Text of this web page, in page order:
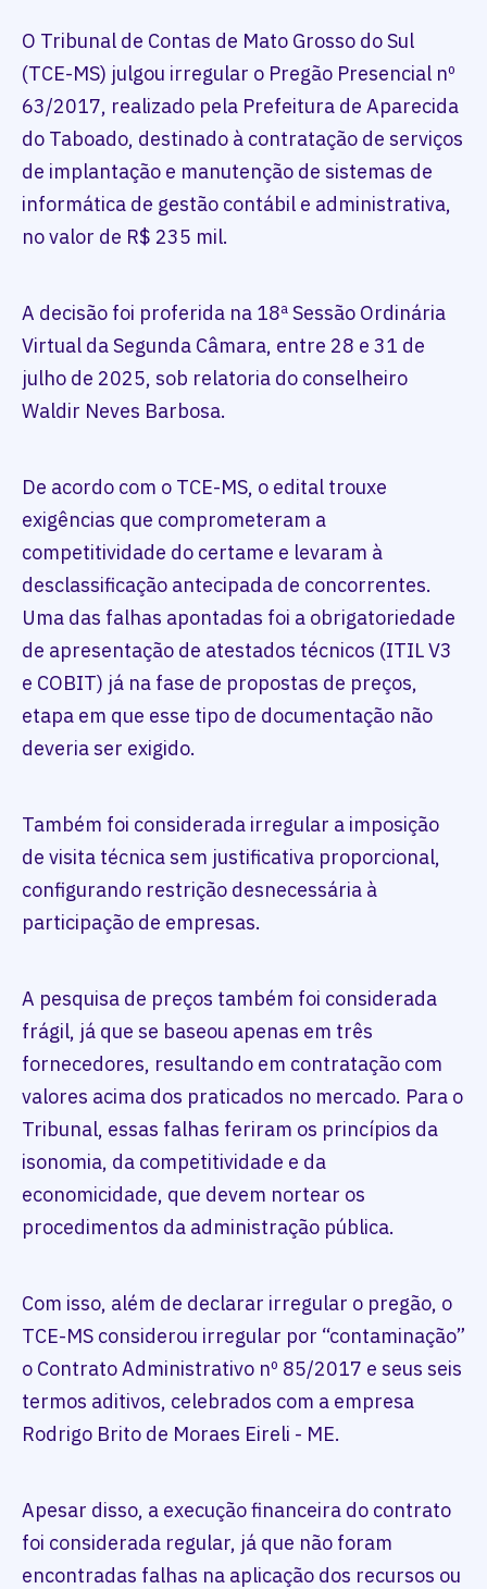
O Tribunal de Contas de Mato Grosso do Sul
(TCE-MS) julgou irregular o Pregão Presencial nº
63/2017, realizado pela Prefeitura de Aparecida
do Taboado, destinado à contratação de serviços
de implantação e manutenção de sistemas de
informática de gestão contábil e administrativa,
no valor de R$ 235 mil.
A decisão foi proferida na 18ª Sessão Ordinária
Virtual da Segunda Câmara, entre 28 e 31 de
julho de 2025, sob relatoria do conselheiro
Waldir Neves Barbosa.
De acordo com o TCE-MS, o edital trouxe
exigências que comprometeram a
competitividade do certame e levaram à
desclassificação antecipada de concorrentes.
Uma das falhas apontadas foi a obrigatoriedade
de apresentação de atestados técnicos (ITIL V3
e COBIT) já na fase de propostas de preços,
etapa em que esse tipo de documentação não
deveria ser exigido.
Também foi considerada irregular a imposição
de visita técnica sem justificativa proporcional,
configurando restrição desnecessária à
participação de empresas.
A pesquisa de preços também foi considerada
frágil, já que se baseou apenas em três
fornecedores, resultando em contratação com
valores acima dos praticados no mercado. Para o
Tribunal, essas falhas feriram os princípios da
isonomia, da competitividade e da
economicidade, que devem nortear os
procedimentos da administração pública.
Com isso, além de declarar irregular o pregão, o
TCE-MS considerou irregular por “contaminação”
o Contrato Administrativo nº 85/2017 e seus seis
termos aditivos, celebrados com a empresa
Rodrigo Brito de Moraes Eireli - ME.
Apesar disso, a execução financeira do contrato
foi considerada regular, já que não foram
encontradas falhas na aplicação dos recursos ou